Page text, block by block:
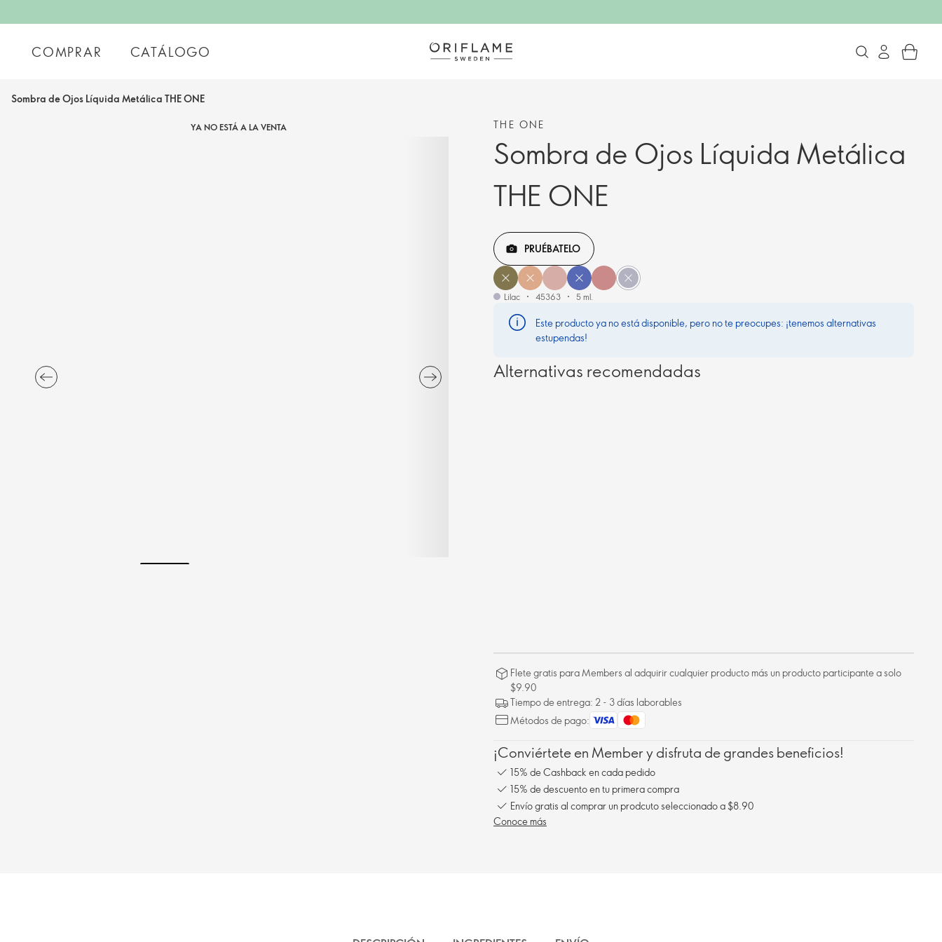
COMPRAR CATÁLOGO
Sombra de Ojos Líquida Metálica THE ONE
YA NO ESTÁ A LA VENTA THE ONE
Sombra de Ojos Líquida Metálica
THE ONE
PRUÉBATELO
Lilac 45363 5 ml.
Este producto ya no está disponible, pero no te preocupes: ¡tenemos alternativas
estupendas!
Alternativas recomendadas
Flete gratis para Members al adquirir cualquier producto más un producto participante a solo
$9.90
Tiempo de entrega: 2 - 3 días laborables
Métodos de pago:
¡Conviértete en Member y disfruta de grandes beneficios!
15% de Cashback en cada pedido
15% de descuento en tu primera compra
Envío gratis al comprar un prodcuto seleccionado a $8.90
Conoce más